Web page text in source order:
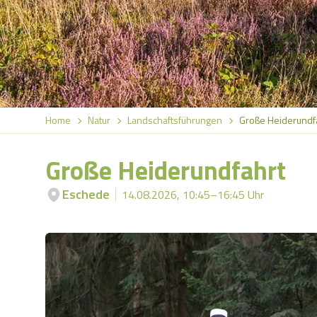
Home Natur Landschaftsführungen Große
Große Heiderundfahrt
Eschede 14.08.2026, 10:45–16:45 Uhr